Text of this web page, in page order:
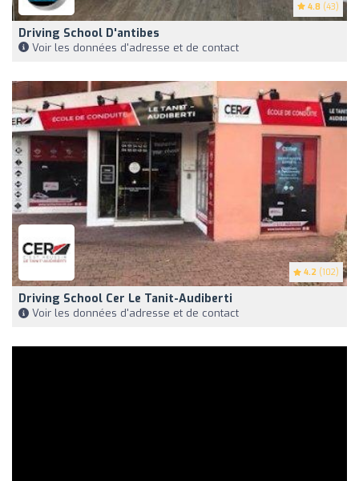
4.8 (43)
Driving School D'antibes
Voir les données d'adresse et de contact
4.2 (102)
Driving School Cer Le Tanit-Audiberti
Voir les données d'adresse et de contact